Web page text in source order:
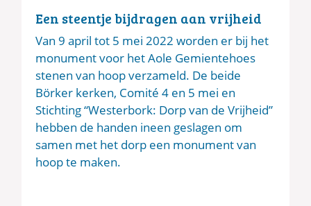
Een steentje bijdragen aan vrijheid
Van 9 april tot 5 mei 2022 worden er bij het
monument voor het Aole Gemientehoes
stenen van hoop verzameld. De beide
Börker kerken, Comité 4 en 5 mei en
Stichting “Westerbork: Dorp van de Vrijheid”
hebben de handen ineen geslagen om
samen met het dorp een monument van
hoop te maken.